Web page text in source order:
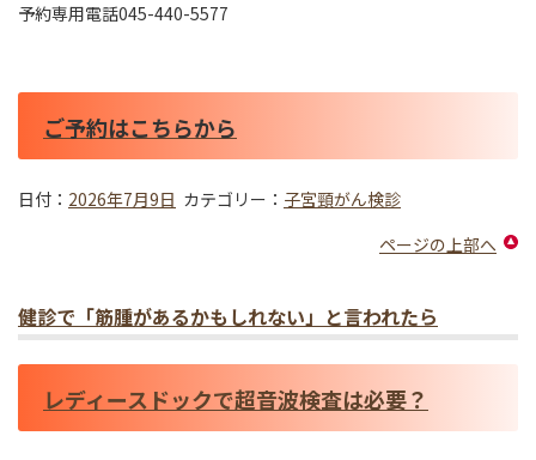
予約専用電話045-440-5577
ご予約はこちらから
日付： 2026年7月9日 カテゴリー： 子宮頸がん検診
ページの上部へ
健診で「筋腫があるかもしれない」と言われたら
レディースドックで超音波検査は必要？